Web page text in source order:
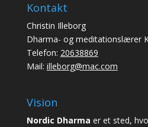
Kontakt
Christin Illeborg
Dharma- og meditationslærer
Telefon: 20638869
Mail: illeborg@mac.com
Vision
Nordic Dharma er et sted,